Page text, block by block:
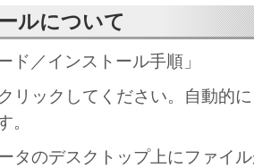
ルについて
ド／インストール手順」
リックしてください。自動的
。
タのデスクトップ上にファイ